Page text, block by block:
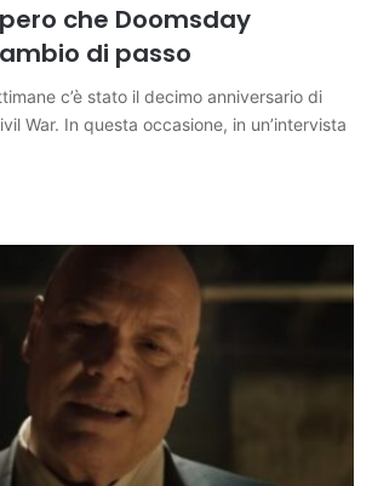
che Doomsday
di passo
c’è stato il decimo anniversario di
War. In questa occasione, in un’intervista